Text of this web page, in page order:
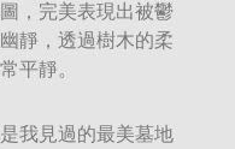
，完美表現出被鬱
靜，透過樹木的柔
平靜。
我見過的最美墓地